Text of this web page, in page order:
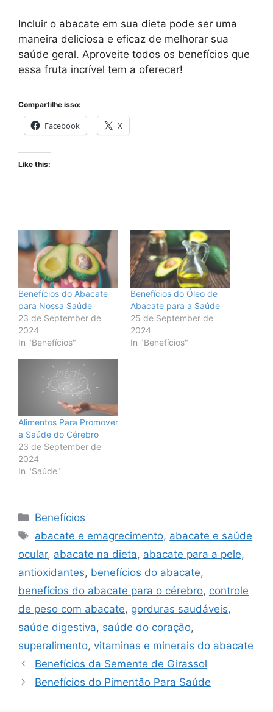
Incluir o abacate em sua dieta pode ser uma
maneira deliciosa e eficaz de melhorar sua
saúde geral. Aproveite todos os benefícios que
essa fruta incrível tem a oferecer!
Compartilhe isso:
Facebook X
Like this:
Benefícios do Abacate
para Nossa Saúde
23 de September de
2024
In "Benefícios"
Benefícios do Óleo de
Abacate para a Saúde
25 de September de
2024
In "Benefícios"
Alimentos Para Promover
a Saúde do Cérebro
23 de September de
2024
In "Saúde"
Categories
Benefícios
Tags
abacate e emagrecimento, abacate e saúde
ocular, abacate na dieta, abacate para a pele,
antioxidantes, benefícios do abacate,
benefícios do abacate para o cérebro, controle
de peso com abacate, gorduras saudáveis,
saúde digestiva, saúde do coração,
superalimento, vitaminas e minerais do abacate
Benefícios da Semente de Girassol
Benefícios do Pimentão Para Saúde